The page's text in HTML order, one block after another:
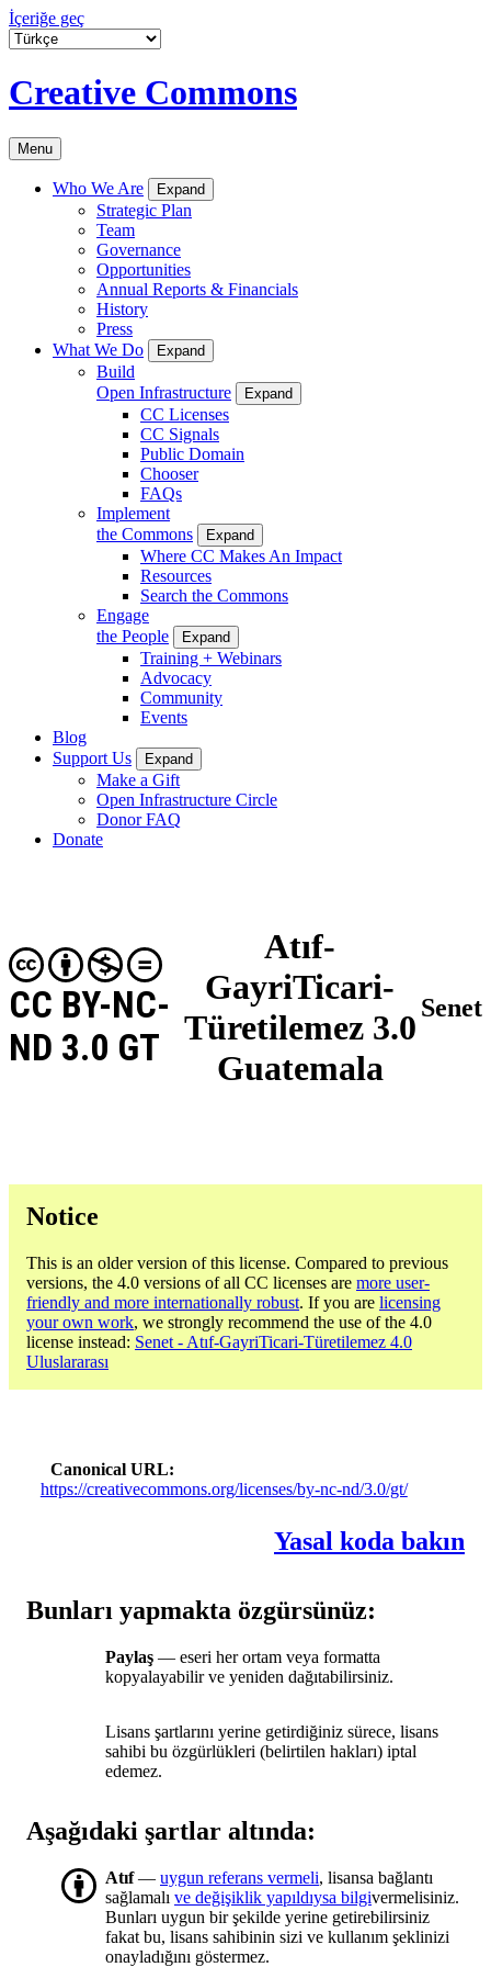
İçeriğe geç
Creative Commons
Menu
Who We Are Expand
Strategic Plan
Team
Governance
Opportunities
Annual Reports & Financials
History
Press
What We Do
Expand
Build
Open Infrastructure
Expand
CC Licenses
CC Signals
Public Domain
Chooser
FAQs
Implement
the Commons
Expand
Where CC Makes An Impact
Resources
Search the Commons
Engage
the People
Expand
Training + Webinars
Advocacy
Community
Events
Blog
Support Us
Expand
Make a Gift
Open Infrastructure Circle
Donor FAQ
Donate
Atıf-
GayriTicari-
Türetilemez 3.0
Guatemala
CC BY-NC-
ND 3.0 GT
Senet
Notice
This is an older version of this license. Compared to previous
versions, the 4.0 versions of all CC licenses are more user-
friendly and more internationally robust. If you are licensing
your own work, we strongly recommend the use of the 4.0
license instead: Senet - Atıf-GayriTicari-Türetilemez 4.0
Uluslararası
Canonical URL
https://creativecommons.org/licenses/by-nc-nd/3.0/gt/
Yasal koda bakın
Bunları yapmakta özgürsünüz:
Paylaş — eseri her ortam veya formatta
kopyalayabilir ve yeniden dağıtabilirsiniz.
Lisans şartlarını yerine getirdiğiniz sürece, lisans
sahibi bu özgürlükleri (belirtilen hakları) iptal
edemez.
Aşağıdaki şartlar altında:
Atıf— uygun referans vermeli, lisansa bağlantı
sağlamalı ve değişiklik yapıldıysa bilgivermelisiniz.
Bunları uygun bir şekilde yerine getirebilirsiniz
fakat bu, lisans sahibinin sizi ve kullanım şeklinizi
onayladığını göstermez.